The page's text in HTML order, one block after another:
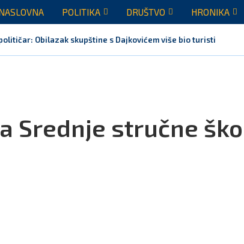
POLITIKA DRUŠTVO HRONIKA
Obilazak skupštine s Dajkovićem više bio turistička
Srednje stručne